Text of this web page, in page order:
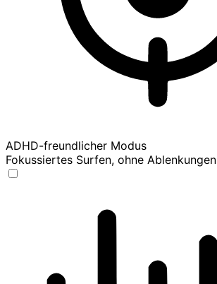
ADHD-freundlicher Modus
Fokussiertes Surfen, ohne Ablenkungen